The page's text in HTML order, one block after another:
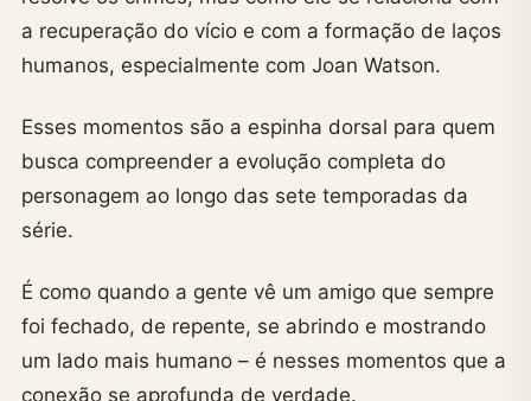
a recuperação do vício e com a formação de laços
humanos, especialmente com Joan Watson.
Esses momentos são a espinha dorsal para quem
busca compreender a evolução completa do
personagem ao longo das sete temporadas da
série.
É como quando a gente vê um amigo que sempre
foi fechado, de repente, se abrindo e mostrando
um lado mais humano – é nesses momentos que a
conexão se aprofunda de verdade.